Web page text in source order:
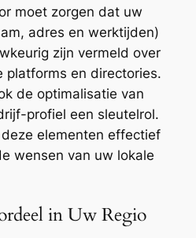
moet zorgen dat uw
adres en werktijden)
zijn vermeld over
platforms en directories.
de optimalisatie van
profiel een sleutelrol.
elementen effectief
wensen van uw lokale
in Uw Regio